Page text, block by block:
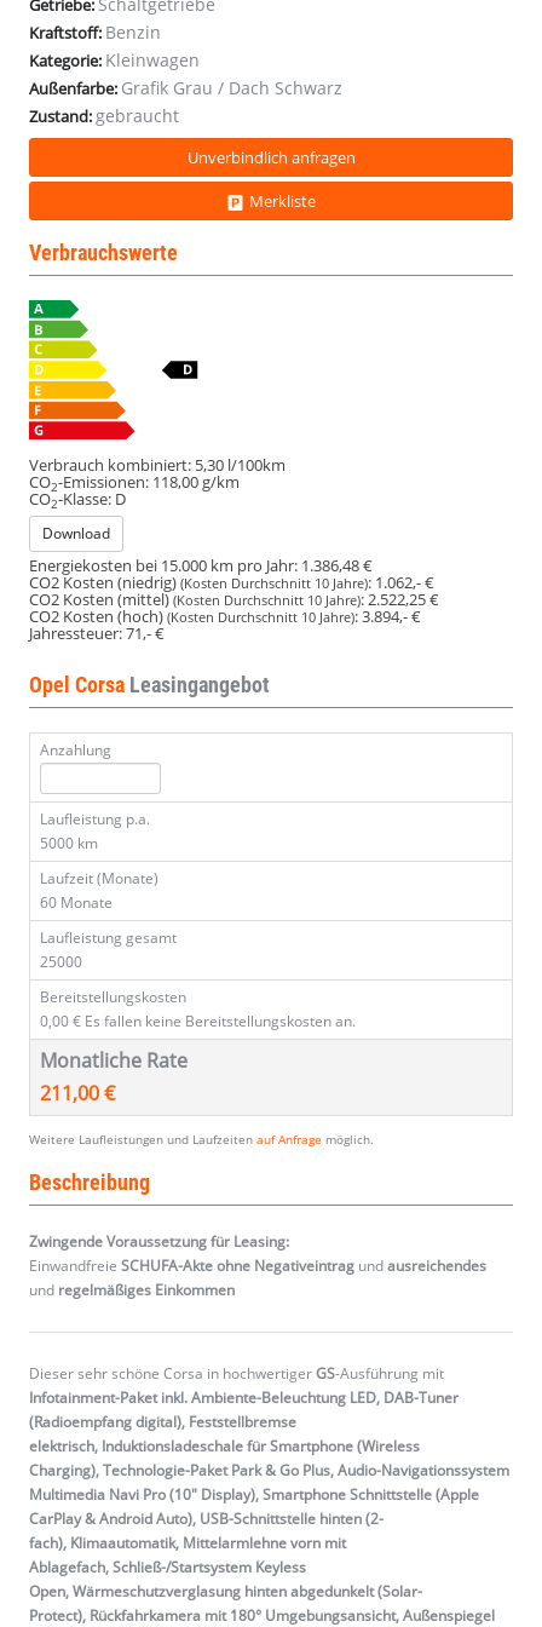
Getriebe:
Kraftstoff: Benzin
Kategorie: Kleinwagen
Außenfarbe: Grafik Grau / Dach Schwarz
Zustand: gebraucht
Unverbindlich anfragen
Merkliste
Verbrauchswerte
Verbrauch kombiniert: 5,30 l/100km
CO2-Emissionen: 118,00 g/km
CO2-Klasse: D
Download
Energiekosten bei 15.000 km pro Jahr: 1.386,48 €
CO2 Kosten (niedrig) (Kosten Durchschnitt 10 Jahre): 1.062,- €
CO2 Kosten (mittel)(Kosten Durchschnitt 10 Jahre):2.522,25 €
CO2 Kosten (hoch) (Kosten Durchschnitt 10 Jahre):3.894,- €
Jahressteuer:71,- €
Opel Corsa Leasingangebot
Anzahlung
Laufleistung p.a.
5000 km
Laufzeit (Monate)
60 Monate
Laufleistung gesamt
25000
Bereitstellungskosten
0,00 € Es fallen keine Bereitstellungskosten an.
Monatliche Rate
211,00 €
Weitere Laufleistungen und Laufzeiten auf Anfrage möglich.
Beschreibung
Zwingende Voraussetzung für Leasing:
Einwandfreie SCHUFA-Akte ohne Negativeintrag undausreichendes
und regelmäßiges Einkommen
Dieser sehr schöne Corsa in hochwertigerGS-Ausführung mit
Infotainment-Paket inkl. Ambiente-Beleuchtung LED, DAB-Tuner
(Radioempfang digital), Feststellbremse
elektrisch, Induktionsladeschale für Smartphone (Wireless
Charging), Technologie-Paket Park & Go Plus, Audio-Navigationssystem
Multimedia Navi Pro (10" Display), Smartphone Schnittstelle (Apple
CarPlay & Android Auto), USB-Schnittstelle hinten (2-
fach), Klimaautomatik, Mittelarmlehne vorn mit
Ablagefach, Schließ-/Startsystem Keyless
Open, Wärmeschutzverglasung hinten abgedunkelt (Solar-
Protect), Rückfahrkamera mit 180° Umgebungsansicht, Außenspiegel